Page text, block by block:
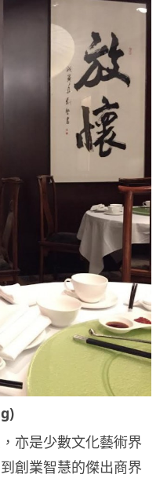
亦是少數文化藝術界
創業智慧的傑出商界